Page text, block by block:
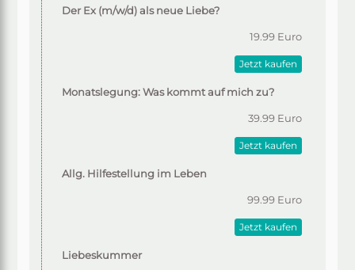
Der Ex (m/w/d) als neue Liebe?
19.99 Euro
Jetzt kaufen
Monatslegung: Was kommt auf mich zu?
39.99 Euro
Jetzt kaufen
Allg. Hilfestellung im Leben
99.99 Euro
Jetzt kaufen
Liebeskummer